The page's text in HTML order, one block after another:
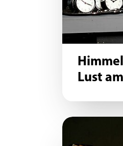
Lust